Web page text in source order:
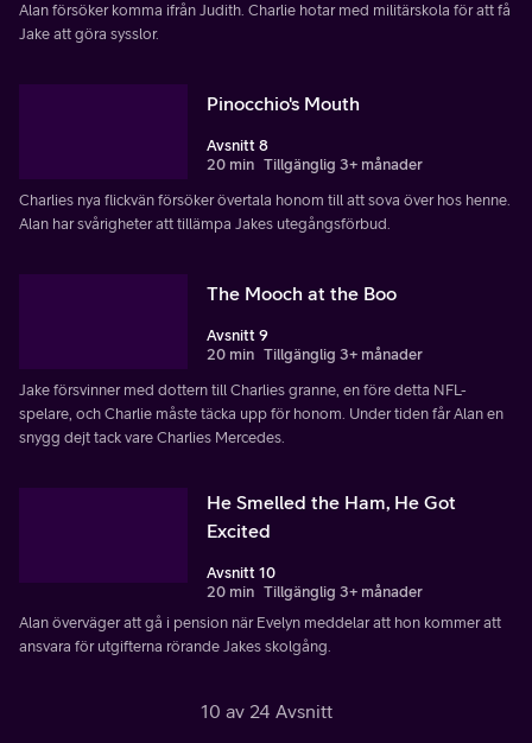
Alan försöker komma ifrån Judith. Charlie hotar med militärskola för att få
Jake att göra sysslor.
Pinocchio's Mouth
Avsnitt 8
20 min Tillgänglig 3+ månader
Charlies nya flickvän försöker övertala honom till att sova över hos henne.
Alan har svårigheter att tillämpa Jakes utegångsförbud.
The Mooch at the Boo
Avsnitt 9
20 min Tillgänglig 3+ månader
Jake försvinner med dottern till Charlies granne, en före detta NFL-
spelare, och Charlie måste täcka upp för honom. Under tiden får Alan en
snygg dejt tack vare Charlies Mercedes.
He Smelled the Ham, He Got
Excited
Avsnitt 10
20 min Tillgänglig 3+ månader
Alan överväger att gå i pension när Evelyn meddelar att hon kommer att
ansvara för utgifterna rörande Jakes skolgång.
10 av 24 Avsnitt